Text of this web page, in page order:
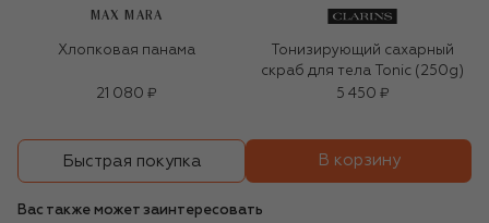
MAX MARA
Хлопковая панама
21 080 ₽
Тонизирующий сахарный
скраб для тела Tonic (250g)
5 450 ₽
Быстрая покупка В корзину
Вас также может заинтересовать